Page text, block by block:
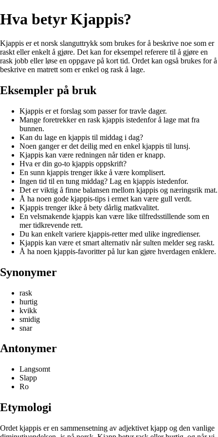
Hva betyr Kjappis?
Kjappis er et norsk slanguttrykk som brukes for å beskrive noe som er
raskt eller enkelt å gjøre. Det kan for eksempel referere til å gjøre en
rask jobb eller løse en oppgave på kort tid. Ordet kan også brukes for å
beskrive en matrett som er enkel og rask å lage.
Eksempler på bruk
Kjappis er et forslag som passer for travle dager.
Mange foretrekker en rask kjappis istedenfor å lage mat fra
bunnen.
Kan du lage en kjappis til middag i dag?
Noen ganger er det deilig med en enkel kjappis til lunsj.
Kjappis kan være redningen når tiden er knapp.
Hva er din go-to kjappis oppskrift?
En sunn kjappis trenger ikke å være komplisert.
Ingen tid til en tung middag? Lag en kjappis istedenfor.
Det er viktig å finne balansen mellom kjappis og næringsrik mat.
Å ha noen gode kjappis-tips i ermet kan være gull verdt.
Kjappis trenger ikke å bety dårlig matkvalitet.
En velsmakende kjappis kan være like tilfredsstillende som en
mer tidkrevende rett.
Du kan enkelt variere kjappis-retter med ulike ingredienser.
Kjappis kan være et smart alternativ når sulten melder seg raskt.
Å ha noen kjappis-favoritter på lur kan gjøre hverdagen enklere.
Synonymer
rask
hurtig
kvikk
smidig
snar
Antonymer
Langsomt
Slapp
Ro
Etymologi
Ordet kjappis er en sammensetning av adjektivet kjapp og den vanlige